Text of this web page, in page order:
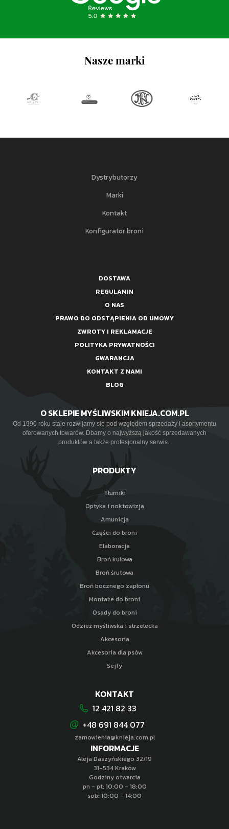
Nasze marki
Dystrybutorzy
Marki
Kontakt
Konfigurator broni
DOSTAWA
REGULAMIN
O NAS
PRAWO DO ODSTĄPIENIA OD UMOWY
ZWROTY I REKLAMACJE
POLITYKA PRYWATNOŚCI
GWARANCJA
KONTAKT Z NAMI
BLOG
O SKLEPIE MYŚLIWSKIM KNIEJA.COM.PL
Od 1990 roku stale rozwijamy się pod względem sprzedaży i asortymentu
oferowanych towarów. Dbamy o najwyższą jakość sprzedawanych
produktów a także profesjonalny serwis.
PRODUKTY
Tłumiki
Optyka i noktowizja
Amunicja
Części do broni
Elaboracja
Broń kulowa
Broń śrutowa
Broń bocznego zapłonu
Montaże do broni
Osady do broni
Odzież myśliwska i strzelecka
Akcesoria
Akcesoria dla psów
Sejfy
INFORMACJE
Aleja Daszyńskiego 32/19
31-534 Kraków
Godziny otwarcia
pn - pt: 10:00 - 18:00
sob: 10:00 - 14:00
KONTAKT
12 421 82 33
+48 691 844 077
zamowienia@knieja.com.pl